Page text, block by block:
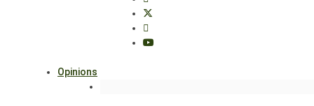
Opinions